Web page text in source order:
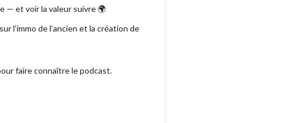
— et voir la valeur suivre 🌍
l’immo de l’ancien et la création de
faire connaître le podcast.